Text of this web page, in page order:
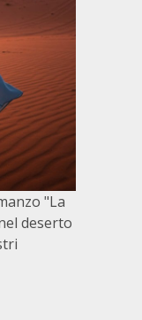
"La
deserto